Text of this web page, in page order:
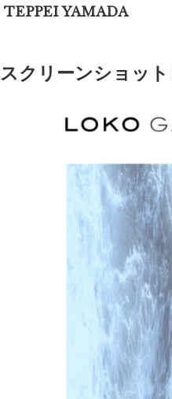
TEPPEI YAMADA
スクリーンショッ